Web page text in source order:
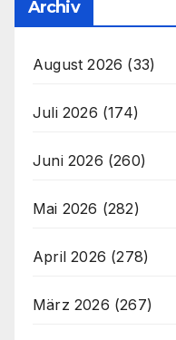
Archiv
August 2026 (33)
Juli 2026 (174)
Juni 2026 (260)
Mai 2026 (282)
April 2026 (278)
März 2026 (267)